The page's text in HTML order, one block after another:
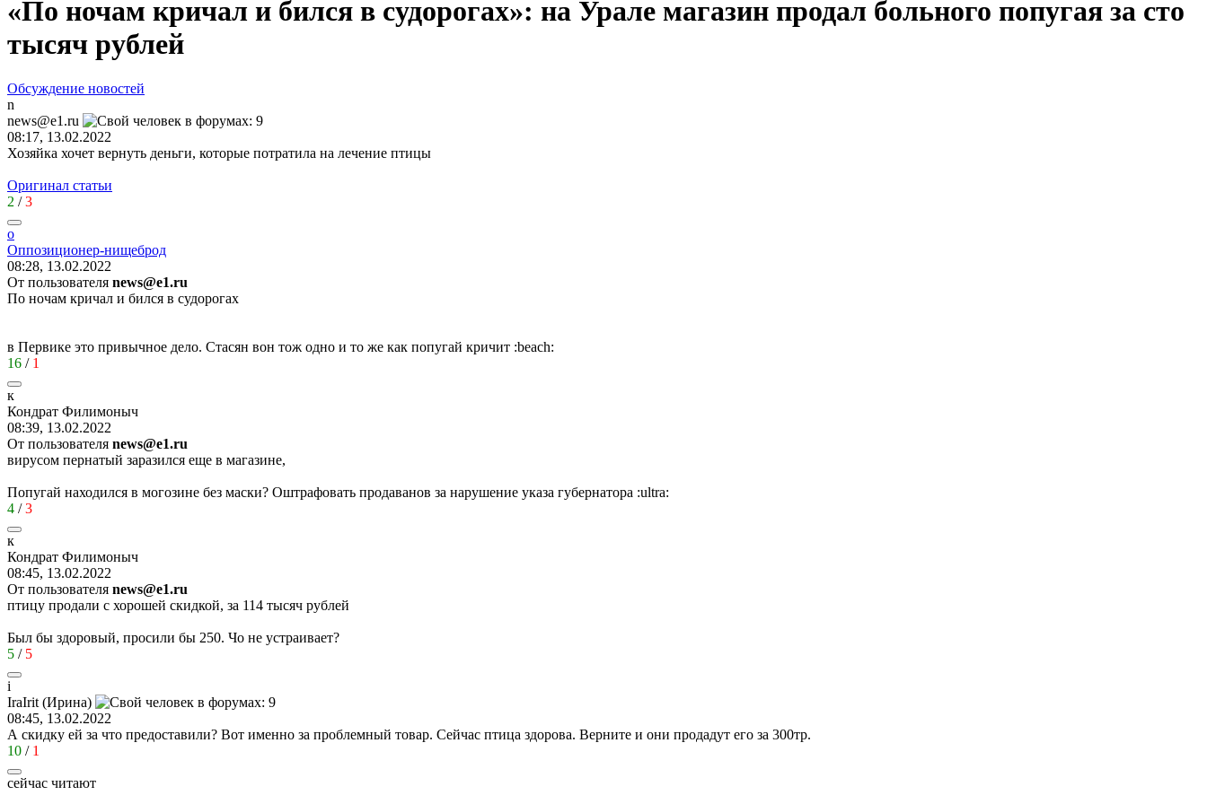
«По ночам кричал и бился в судорогах»: на Урале магазин продал больного попугая за сто
тысяч рублей
Обсуждение новостей
n
news@e1.ru
08:17, 13.02.2022
Хозяйка хочет вернуть деньги, которые потратила на лечение птицы
Оригинал статьи
2 /3
о
Оппозиционер-нищеброд
08:28, 13.02.2022
От пользователя news@e1.ru
По ночам кричал и бился в судорогах
в Первике это привычное дело. Стасян вон тож одно и то же как попугай кричит :beach:
16 / 1
к
Кондрат Филимоныч
08:39, 13.02.2022
От пользователя news@e1.ru
вирусом пернатый заразился еще в магазине,
Попугай находился в могозине без маски? Оштрафовать продаванов за нарушение указа губернатора :ultra:
4 /3
к
Кондрат Филимоныч
08:45, 13.02.2022
От пользователя news@e1.ru
птицу продали с хорошей скидкой, за 114 тысяч рублей
Был бы здоровый, просили бы 250. Чо не устраивает?
5 / 5
i
IraIrit (Ирина)
08:45, 13.02.2022
А скидку ей за что предоставили? Вот именно за проблемный товар. Сейчас птица здорова. Верните и они продадут его за 300тр.
10 / 1
сейчас читают